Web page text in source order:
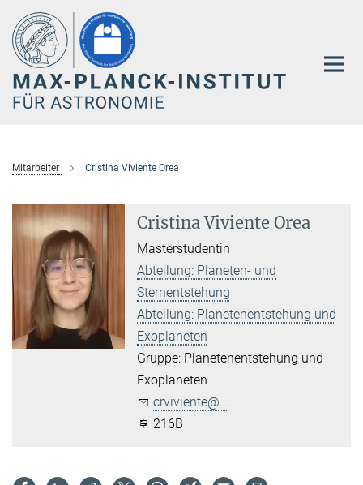
Hauptinhalt
Mitarbeiter Cristina Viviente Orea
Cristina Viviente Orea
Masterstudentin
Abteilung: Planeten- und
Sternentstehung
Abteilung: Planetenentstehung und
Exoplaneten
Gruppe: Planetenentstehung und
Exoplaneten
crviviente@...
216B